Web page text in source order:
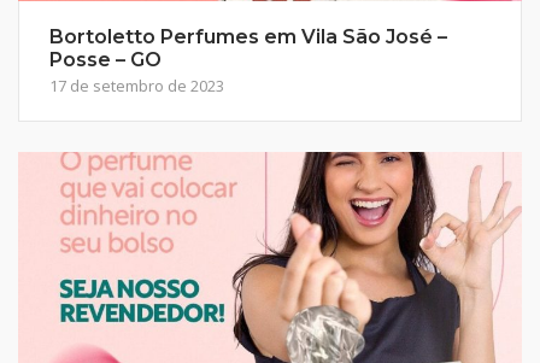
Bortoletto Perfumes em Vila São José –
Posse – GO
17 de setembro de 2023